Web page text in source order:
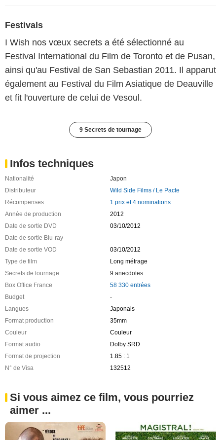
Festivals
I Wish nos vœux secrets a été sélectionné au
Festival International du Film de Toronto et de Pusan,
ainsi qu'au Festival de San Sebastian 2011. Il apparut
également au Festival du Film Asiatique de Deauville
et fit l'ouverture de celui de Vesoul.
9 Secrets de tournage
Infos techniques
Nationalité
Japon
Distributeur
Wild Side Films / Le Pacte
Récompenses
1 prix et 4 nominations
Année de production
2012
Date de sortie DVD
03/10/2012
Date de sortie Blu-ray
-
Date de sortie VOD
03/10/2012
Type de film
Long métrage
Secrets de tournage
9 anecdotes
Box Office France
58 330 entrées
Budget
-
Langues
Japonais
Format production
35mm
Couleur
Couleur
Format audio
Dolby SRD
Format de projection
1.85 : 1
N° de Visa
132512
Si vous aimez ce film, vous pourriez
aimer ...